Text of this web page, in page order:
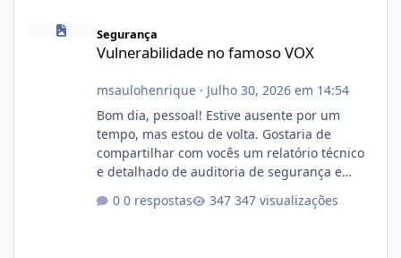
Vulnerabilidade no famoso VOX
Segurança
Vulnerabilidade no famoso VOX
msaulohenrique· Julho 30, 2026 em 14:54
Bom dia, pessoal! Estive ausente por um
tempo, mas estou de volta. Gostaria de
compartilhar com vocês um relatório técnico
e detalhado de auditoria de segurança e
atualmente em circulação e comercialização
0 respostas 347 visualizações